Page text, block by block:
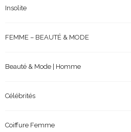
Insolite
FEMME – BEAUTÉ & MODE
Beauté & Mode | Homme
Célébrités
Coiffure Femme